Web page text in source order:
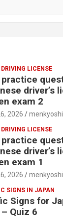
LICENSE
practice
driver’s
exam 2
2026
LICENSE
practice
driver’s
exam 1
2026
SIGNS IN JAPAN
Signs for
Quiz 6